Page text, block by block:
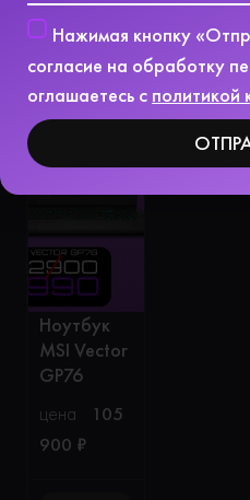
Ноутбук
MSI Vector
GP76
цена
105
900 ₽
Нажимая кнопку
согласие на обработку
оглашаетесь с политикой